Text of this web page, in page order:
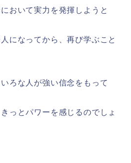
おいて実力を発揮しようと
になってから、再び学ぶこと
ろな人が強い信念をもって
っとパワーを感じるのでしょ